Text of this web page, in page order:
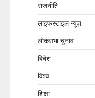
राजनीति
लाइफस्टाइल न्यूज़
लोकसभा चुनाव
विदेश
विश्व
शिक्षा